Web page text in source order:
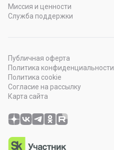
Миссия и ценности
Служба поддержки
Публичная оферта
Политика конфиденциальности
Политика cookie
Согласие на рассылку
Карта сайта